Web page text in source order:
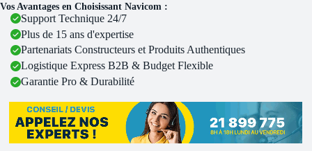
Vos Avantages en Choisissant Navicom :
Support Technique 24/7
Plus de 15 ans d'expertise
Partenariats Constructeurs et Produits Authentiques
Logistique Express B2B & Budget Flexible
Garantie Pro & Durabilité